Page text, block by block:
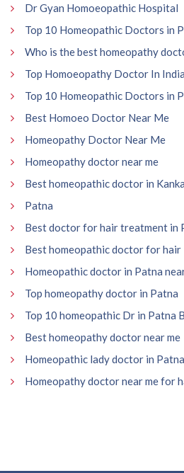
Dr Gyan Homoeopathic Hospital
Top 10 Homeopathic Doctors in
Who is the best homeopathy
Top Homoeopathy Doctor In India
Top 10 Homeopathic Doctors in
Best Homoeo Doctor Near Me
Homeopathy Doctor Near Me
Homeopathy doctor near me
Best homeopathic doctor in
Patna
Best doctor for hair treatment in
Best homeopathic doctor for hair
Homeopathic doctor in Patna
Top homeopathy doctor in Patna
Top 10 homeopathic Dr in Patna
Best homeopathy doctor near me
Homeopathic lady doctor in Patna
Homeopathy doctor near me for